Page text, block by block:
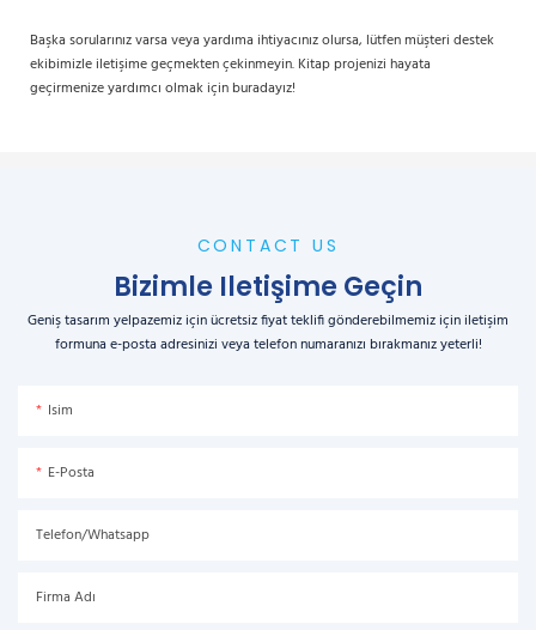
Başka sorularınız varsa veya yardıma ihtiyacınız olursa, lütfen müşteri destek
ekibimizle iletişime geçmekten çekinmeyin. Kitap projenizi hayata
geçirmenize yardımcı olmak için buradayız!
CONTACT US
Bizimle Iletişime Geçin
Geniş tasarım yelpazemiz için ücretsiz fiyat teklifi gönderebilmemiz için iletişim
formuna e-posta adresinizi veya telefon numaranızı bırakmanız yeterli!
Isim
E-Posta
Telefon/Whatsapp
Firma Adı